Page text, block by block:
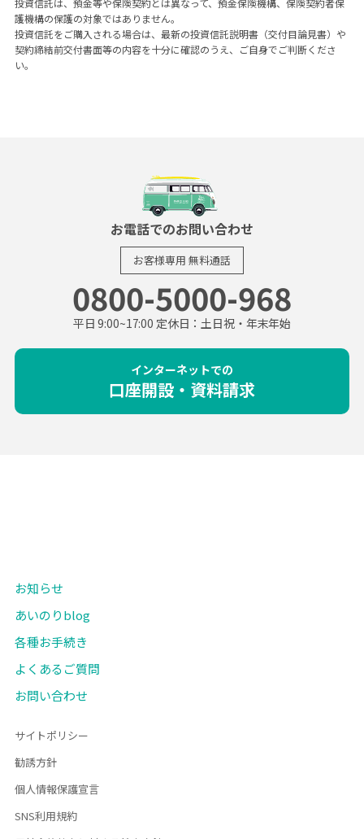
投資信託は、預金等や保険契約とは異なって、預金保険機構、保険契約者保
護機構の保護の対象ではありません。
投資信託をご購入される場合は、最新の投資信託説明書（交付目論見書）や
契約締結前交付書面等の内容を十分に確認のうえ、ご自身でご判断くださ
い。
お電話でのお問い合わせ
お客様専用 無料通話
0800-5000-968
平日 9:00~17:00 定休日：土日祝・年末年始
インターネットでの
口座開設・資料請求
お知らせ
あいのりblog
各種お手続き
よくあるご質問
お問い合わせ
サイトポリシー
勧誘方針
個人情報保護宣言
SNS利用規約